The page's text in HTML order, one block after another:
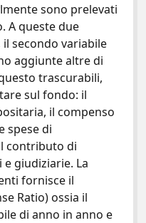
sono prelevati
A queste due
secondo variabile
aggiunte altre di
trascurabili,
sul fondo: il
il compenso
spese di
contributo di
e giudiziarie. La
fornisce il
Ratio) ossia il
di anno in anno e